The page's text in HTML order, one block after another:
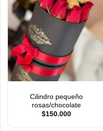
AÑADIR
A LA
LISTA
DE
DESEOS
Cilindro pequeño
rosas/chocolate
$150.000